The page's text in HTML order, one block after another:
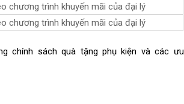
chương trình khuyến mãi của đại lý
chương trình khuyến mãi của đại lý
chính sách quà tặng phụ kiện và các ưu